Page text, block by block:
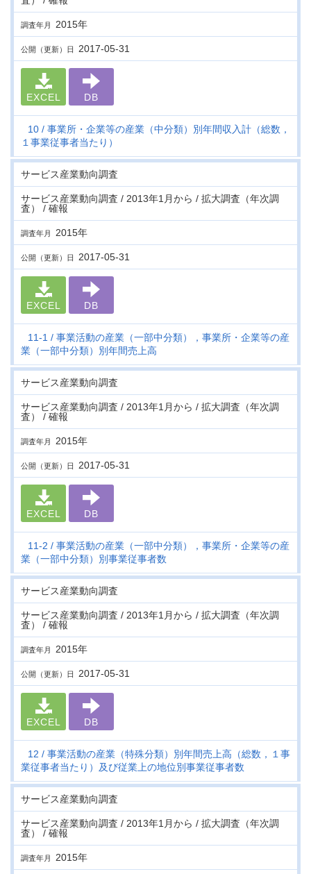
調査年月 2015年
公開（更新）日 2017-05-31
EXCEL DB
10
事業所・企業等の産業（中分類）別年間収入計（総数，
１事業従事者当たり）
サービス産業動向調査
サービス産業動向調査 / 2013年1月から / 拡大調査（年次調
査） / 確報
調査年月 2015年
公開（更新）日 2017-05-31
EXCEL DB
11-1
事業活動の産業（一部中分類），事業所・企業等の産
業（一部中分類）別年間売上高
サービス産業動向調査
サービス産業動向調査 / 2013年1月から / 拡大調査（年次調
査） / 確報
調査年月 2015年
公開（更新）日 2017-05-31
EXCEL DB
11-2
事業活動の産業（一部中分類），事業所・企業等の産
業（一部中分類）別事業従事者数
サービス産業動向調査
サービス産業動向調査 / 2013年1月から / 拡大調査（年次調
査） / 確報
調査年月 2015年
公開（更新）日 2017-05-31
EXCEL DB
12
事業活動の産業（特殊分類）別年間売上高（総数，１事
業従事者当たり）及び従業上の地位別事業従事者数
サービス産業動向調査
サービス産業動向調査 / 2013年1月から / 拡大調査（年次調
査） / 確報
調査年月 2015年